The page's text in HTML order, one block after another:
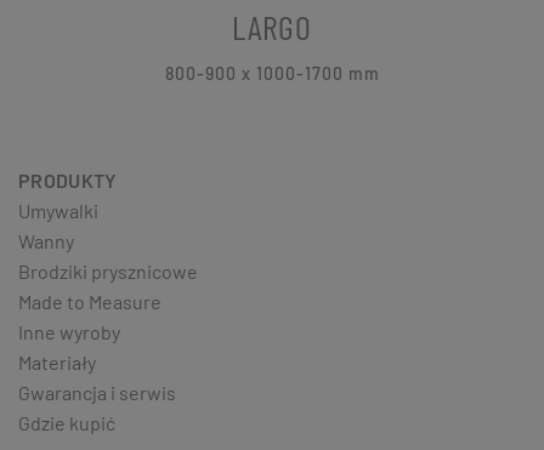
LARGO
800-900 x 1000-1700 mm
PRODUKTY
Umywalki
Wanny
Brodziki prysznicowe
Made to Measure
Inne wyroby
Materiały
Gwarancja i serwis
Gdzie kupić